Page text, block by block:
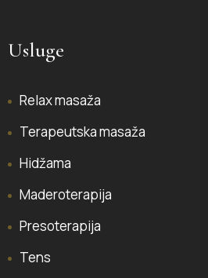
Usluge
Relax masaža
Terapeutska masaža
Hidžama
Maderoterapija
Presoterapija
Tens